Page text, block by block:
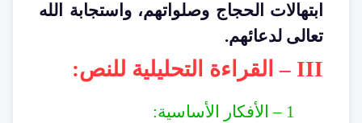
ابتهالات الحجاج وصلواتهم، واستجابة الله
تعالى لدعائهم.
III – القراءة التحليلية للنص:
1 – الأفكار الأساسية: